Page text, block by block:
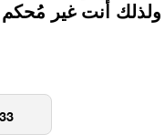
أنت غير مُحكم